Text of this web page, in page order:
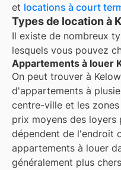
et locations à court
Types de location à
Il existe de nombreux
lesquels vous pouvez
Appartements à louer
On peut trouver à
d'appartements à
centre-ville et les
prix moyens des
dépendent de l'endroit
appartements à louer
généralement plus